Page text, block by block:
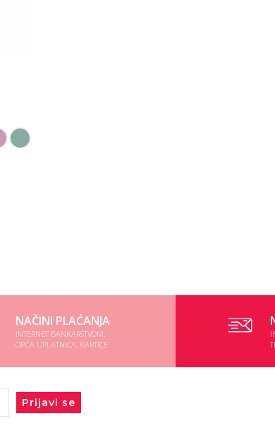
NAČINI PLAĆANJA
INTERNET BANKARSTVOM,
OPĆA UPLATNICA, KARTICE
Prijavi se